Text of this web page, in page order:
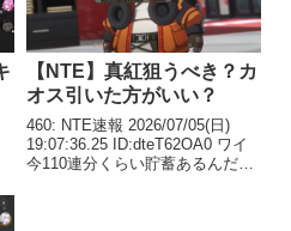
【NTE】真紅狙うべき？カ
オス引いた方がいい？
460: NTE速報 2026/07/05(日)
19:07:36.25 ID:dteT62OA0 ワイ
今110連分くらい貯蓄あるんだけ